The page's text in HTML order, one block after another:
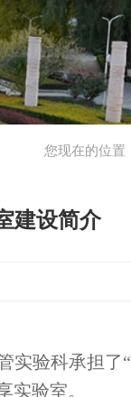
您现在的位置
建设简介
验科承担了
验室。